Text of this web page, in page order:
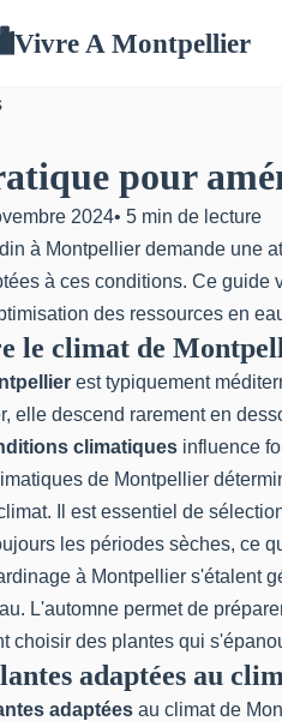
Vivre A Montpellier
pour
2024• 5 min de lecture
à Montpellier demande une
à ces conditions. Ce guide
des ressources en
le climat de
est typiquement
elle descend rarement en
climatiques influence
de Montpellier
Il est essentiel de
les périodes sèches, ce
à Montpellier s'étalent
L'automne permet de
choisir des plantes qui
adaptées au
adaptées au climat de